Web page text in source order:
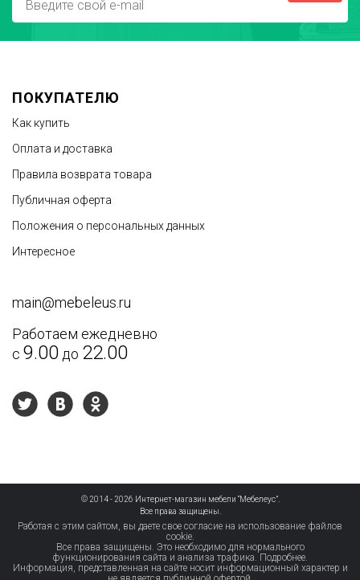
ПОКУПАТЕЛЮ
Как купить
Оплата и доставка
Правила возврата товара
Публичная оферта
Положения о персональных данных
Интересное
main@mebeleus.ru
Работаем ежедневно
с 9.00 до 22.00
© 2014 - 2026 Интернет-магазин мебели “Мебелеус”.
Все права защищены.
Работая с этим сайтом, вы даете свое согласие на использование файлов
cookie.
Все права защищены. Это необходимо для нормального
функционирования сайта и анализа трафика. Подробнее.
Информация, представленная на сайте носит информационный характер и